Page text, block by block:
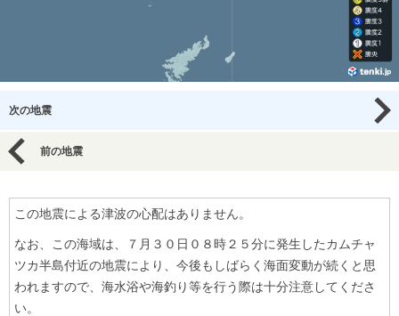
次の地震
前の地震
この地震による津波の心配はありません。
なお、この海域は、７月３０日０８時２５分に発生したカムチャ
ツカ半島付近の地震により、今後もしばらく海面変動が続くと思
われますので、海水浴や海釣り等を行う際は十分注意してくださ
い。